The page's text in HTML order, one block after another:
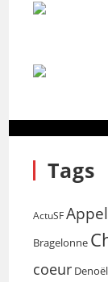
Tags
ActuSF
Bragelonne
coeur Denoël